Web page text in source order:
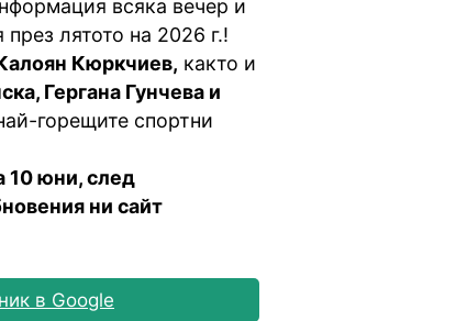
всяка вечер и
лятото на 2026 г.!
Кюркчиев, както и
, Гергана Гунчева и
горещите спортни
10 юни, след
ни сайт
в Google